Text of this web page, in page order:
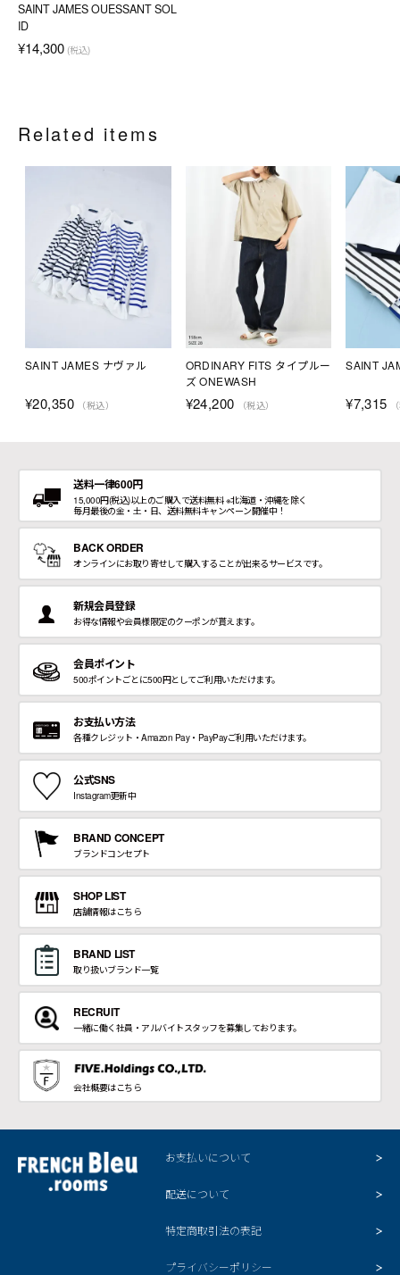
SAINT JAMES OUESSANT SOL
ID
¥14,300 (税込)
Related items
SAINT JAMES ナヴァル
¥20,350 （税込）
ORDINARY FITS タイプルー
ズ ONEWASH
¥24,200 （税込）
SAINT
¥7,315
送料一律600円
15,000円(税込)以上のご購入で送料無料 ※北海道・沖縄を除く
毎月最後の金・土・日、送料無料キャンペーン開催中！
BACK ORDER
オンラインにお取り寄せして購入することが出来るサービスです。
新規会員登録
お得な情報や会員様限定のクーポンが貰えます。
会員ポイント
500ポイントごとに500円としてご利用いただけます。
お支払い方法
各種クレジット・Amazon Pay・PayPayご利用いただけます。
公式SNS
Instagram更新中
BRAND CONCEPT
ブランドコンセプト
SHOP LIST
店舗情報はこちら
BRAND LIST
取り扱いブランド一覧
RECRUIT
一緒に働く社員・アルバイトスタッフを募集しております。
会社概要はこちら
お支払いについて
配送について
特定商取引法の表記
プライバシーポリシー